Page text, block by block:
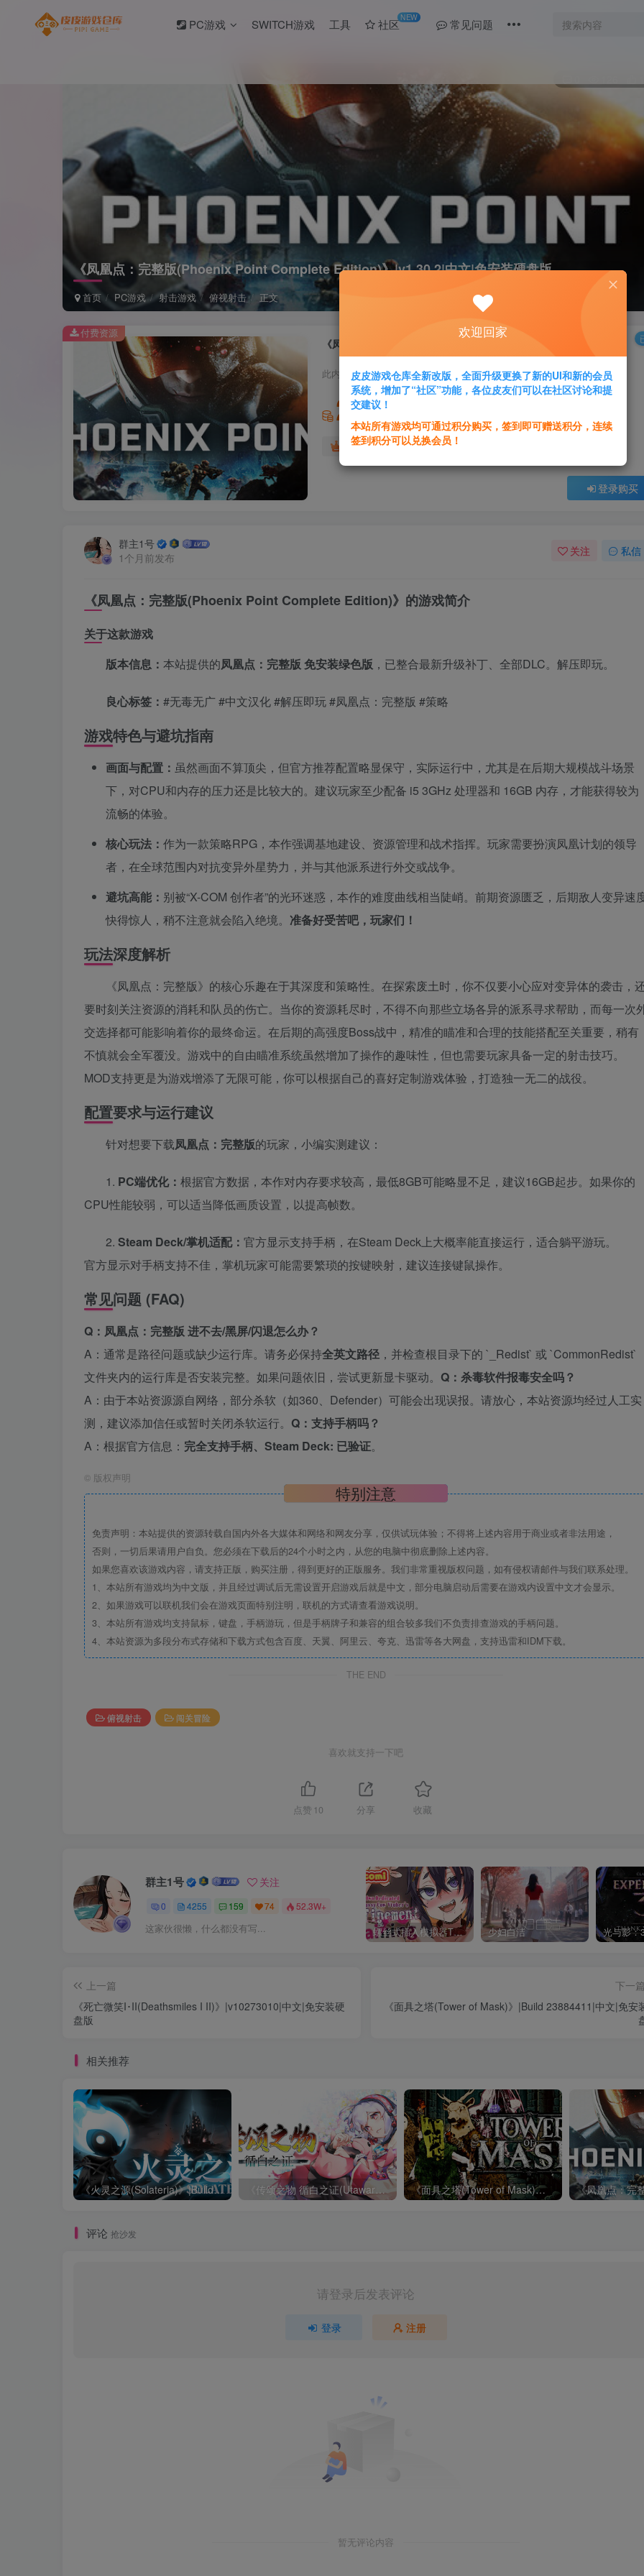
PC游戏 SWITCH游戏 工具 社区NEW 常见问题
《凤凰点：完整版(Phoenix Point Complete Edition)》|v1.30.2|中文|免安装硬盘版
首页 PC游戏 射击游戏 俯视射击 正文
此内容为付费资源，请付费后查看
2
黄金会员免费 超级会员
登录购买
付费资源
群主1号
1个月前发布
关注 私信
《凤凰点：完整版(Phoenix Point Complete Edition)》的游戏简介
关于这款游戏
版本信息： 本站提供的凤凰点：完整版 免安装绿色版 ，已整合最新升级补丁、全部DLC。解压即玩。
良心标签： #无毒无广 #中文汉化 #解压即玩 #凤凰点：完整版 #策略
游戏特色与避坑指南
画面与配置： 虽然画面不算顶尖，但官方推荐配置略显保守，实际运行中，尤其是在后期大规模战斗场景
下，对CPU和内存的压力还是比较大的。建议玩家至少配备 i5 3GHz 处理器和 16GB 内存，才能获得较为
流畅的体验。
核心玩法： 作为一款策略RPG，本作强调基地建设、资源管理和战术指挥。玩家需要扮演凤凰计划的领导
者，在全球范围内对抗变异外星势力，并与其他派系进行外交或战争。
避坑高能： 别被“X-COM 创作者”的光环迷惑，本作的难度曲线相当陡峭。前期资源匮乏，后期敌人变异速
快得惊人，稍不注意就会陷入绝境。 准备好受苦吧，玩家们！
玩法深度解析
《凤凰点：完整版》的核心乐趣在于其深度和策略性。在探索废土时，你不仅要小心应对变异体的袭击，
要时刻关注资源的消耗和队员的伤亡。当你的资源耗尽时，不得不向那些立场各异的派系寻求帮助，而每一次
交选择都可能影响着你的最终命运。在后期的高强度Boss战中，精准的瞄准和合理的技能搭配至关重要，稍有
不慎就会全军覆没。游戏中的自由瞄准系统虽然增加了操作的趣味性，但也需要玩家具备一定的射击技巧。
MOD支持更是为游戏增添了无限可能，你可以根据自己的喜好定制游戏体验，打造独一无二的战役。
配置要求与运行建议
针对想要下载凤凰点：完整版的玩家，小编实测建议：
1. PC端优化： 根据官方数据，本作对内存要求较高，最低8GB可能略显不足，建议16GB起步。如果你的
CPU性能较弱，可以适当降低画质设置，以提高帧数。
2. Steam Deck/掌机适配： 官方显示支持手柄，在Steam Deck上大概率能直接运行，适合躺平游玩。
官方显示对手柄支持不佳，掌机玩家可能需要繁琐的按键映射，建议连接键鼠操作。
常见问题 (FAQ)
Q：凤凰点：完整版 进不去/黑屏/闪退怎么办？
A：通常是路径问题或缺少运行库。请务必保持全英文路径 ，并检查根目录下的 `_Redist` 或 `CommonRedist`
文件夹内的运行库是否安装完整。如果问题依旧，尝试更新显卡驱动。 Q：杀毒软件报毒安全吗？
A：由于本站资源源自网络，部分杀软（如360、Defender）可能会出现误报。请放心，本站资源均经过人工实
测，建议添加信任或暂时关闭杀软运行。 Q：支持手柄吗？
A：根据官方信息： 完全支持手柄、Steam Deck: 已验证。
© 版权声明
特别注意
免责声明：本站提供的资源转载自国内外各大媒体和网络和网友分享，仅供试玩体验；不得将上述内容用于商业或者非法用途，
否则，一切后果请用户自负。您必须在下载后的24个小时之内，从您的电脑中彻底删除上述内容。
如果您喜欢该游戏内容，请支持正版，购买注册，得到更好的正版服务。我们非常重视版权问题，如有侵权请邮件与我们联系处理。
1、本站所有游戏均为中文版，并且经过调试后无需设置开启游戏后就是中文，部分电脑启动后需要在游戏内设置中文才会显示。
2、如果游戏可以联机我们会在游戏页面特别注明，联机的方式请查看游戏说明。
3、本站所有游戏均支持鼠标，键盘，手柄游玩，但是手柄牌子和兼容的组合较多我们不负责排查游戏的手柄问题。
4、本站资源为多段分布式存储和下载方式包含百度、天翼、阿里云、夸克、迅雷等各大网盘，支持迅雷和IDM下载。
THE END
俯视射击 闯关冒险
喜欢就支持一下吧
点赞 10 分享 收藏
群主1号 关注
0 4255 159 74 52.3W+
这家伙很懒，什么都没有写... 螺丝式插入模拟器TMA02 少妇白洁
上一篇
《死亡微笑I･II(Deathsmiles I II)》|v10273010|中文|免安装硬
盘版
下一
《面具之塔(Tower of Mask)》|Build 23884411|中文|免安
相关推荐
《火灵之源(Solateria)》|Build 23852807|中文|免安装硬盘版 《面具之塔(Tower of Mask)》|Build 23884411|中文|免安装硬盘版
评论 抢沙发
请登录后发表评论
登录 注册
暂无评论内容
欢迎回家
皮皮游戏仓库全新改版，全面升级更换了新的UI和新的会员
系统，增加了“社区”功能，各位皮友们可以在社区讨论和提
交建议！
本站所有游戏均可通过积分购买，签到即可赠送积分，连续
签到积分可以兑换会员！